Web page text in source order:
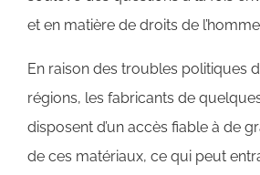
et en matière de droits de
En raison des troubles politiques
régions, les fabricants de
disposent d’un accès fiable à de
de ces matériaux, ce qui peut